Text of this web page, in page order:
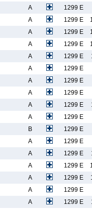
A
1299 E
A 1299 E
A 1299 E
A 1299 E
A 1299 E
A
1299 E
A
1299 E
A
1299 E
A 1299 E
A
1299 E
B
1299 E
A
1299 E
A 1299 E
A 1299 E
A 1299 E
A
1299 E
A 1299 E